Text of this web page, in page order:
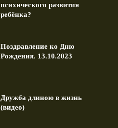
психического развития
ребёнка?
Поздравление ко Дню
Рождения. 13.10.2023
Дружба длиною в жизнь
(видео)